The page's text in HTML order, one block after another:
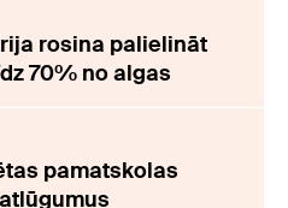
rosina palielināt
70% no algas
pamatskolas